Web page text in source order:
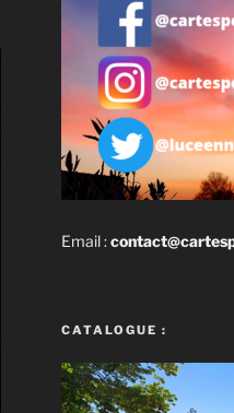
Email :
CATALOGUE :